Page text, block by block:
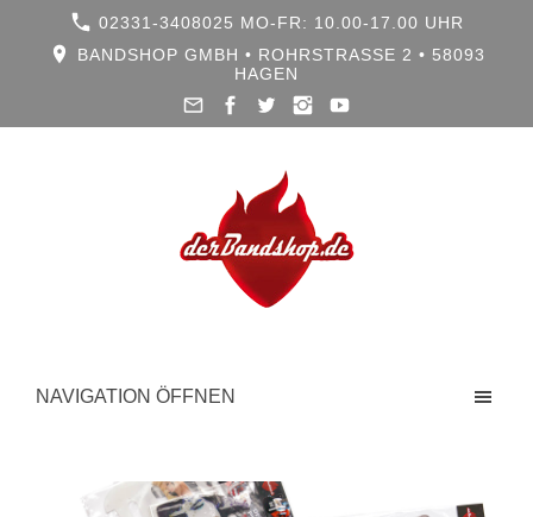
02331-3408025 MO-FR: 10.00-17.00 UHR
BANDSHOP GMBH • ROHRSTRASSE 2 • 58093 H
AGEN
NAVIGATION ÖFFNEN